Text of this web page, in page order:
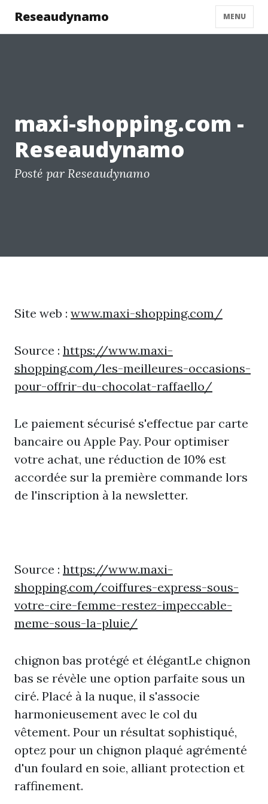
Reseaudynamo MENU
maxi-shopping.com -
Reseaudynamo
Posté par Reseaudynamo
Site web : www.maxi-shopping.com/
Source : https://www.maxi-
shopping.com/les-meilleures-occasions-
pour-offrir-du-chocolat-raffaello/
Le paiement sécurisé s'effectue par carte
bancaire ou Apple Pay. Pour optimiser
votre achat, une réduction de 10% est
accordée sur la première commande lors
de l'inscription à la newsletter.
Source : https://www.maxi-
shopping.com/coiffures-express-sous-
votre-cire-femme-restez-impeccable-
meme-sous-la-pluie/
chignon bas protégé et élégantLe chignon
bas se révèle une option parfaite sous un
ciré. Placé à la nuque, il s'associe
harmonieusement avec le col du
vêtement. Pour un résultat sophistiqué,
optez pour un chignon plaqué agrémenté
d'un foulard en soie, alliant protection et
raffinement.